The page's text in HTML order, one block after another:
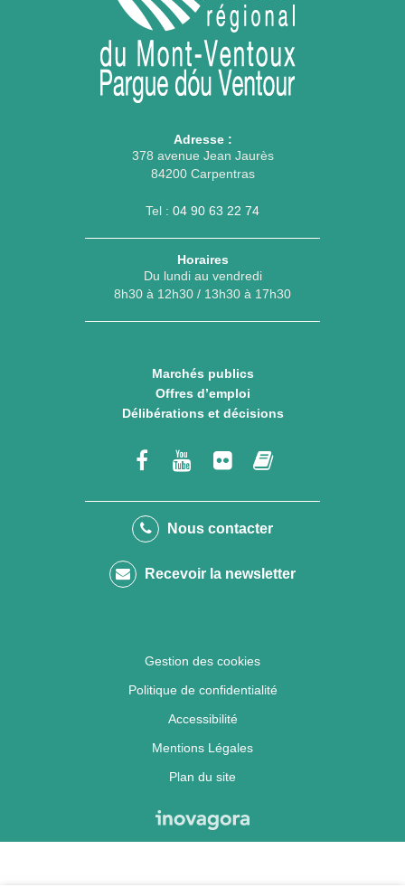
Adresse :
378 avenue Jean Jaurès
84200 Carpentras
Tel : 04 90 63 22 74
Horaires
Du lundi au vendredi
8h30 à 12h30 / 13h30 à 17h30
Marchés publics
Offres d’emploi
Délibérations et décisions
Lien
le
Facebook
Lien
la
Youtube
Lien
le
Flickrcalaméo
Nous contacter
Recevoir la newsletter
Gestion des cookies
Politique de confidentialité
Accessibilité
Mentions Légales
Plan du site